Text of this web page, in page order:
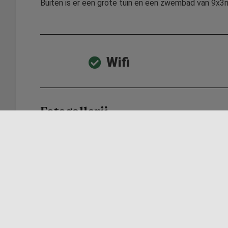
Buiten is er een grote tuin en een zwembad van
Wifi
Fotogallerij